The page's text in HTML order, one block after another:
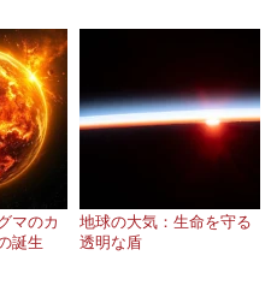
マのカ
誕生
地球の大気：生命を守る
透明な盾